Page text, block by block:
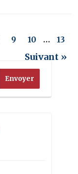
9 10 … 13
Suivant »